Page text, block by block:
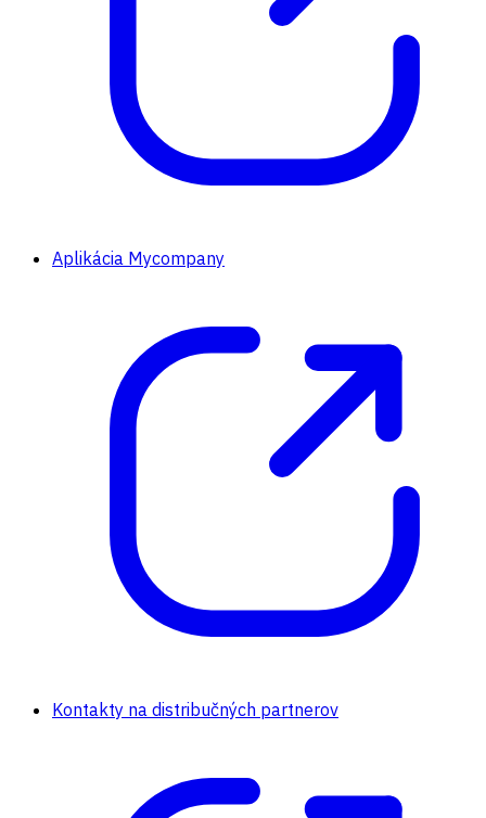
Aplikácia Mycompany
Kontakty na distribučných partnerov